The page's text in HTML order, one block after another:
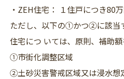
・ZEH住宅： １住戸につき80
ただし、以下の①かつ②に該当
住宅につ いては、原則、補助額
①市街化調整区域
②土砂災害警戒区域又は浸水想